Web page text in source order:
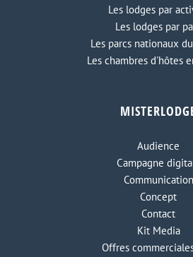
Les lodges par
Les lodges par
Les parcs nationaux
Les chambres d'hôtes
Audience
Campagne
Communication
Concept
Contact
Kit Media
Offres